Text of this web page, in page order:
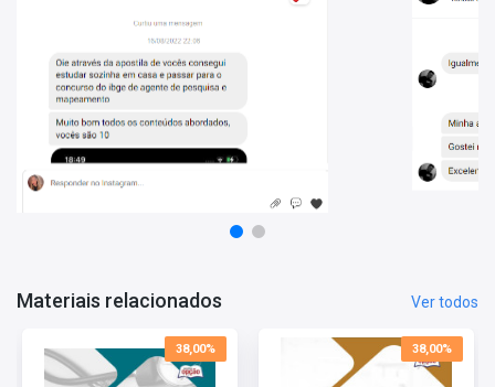
ingressar nas carreiras públicas.
Observação:O curso não contempla CONHECIMENTOS
GERAIS/ATUALIDADES.
Videoaulas:35
Duração:12 horas
Tempo de acesso:
*O prazo de acesso começa a contar a partir da data de confirmação de
Materiais relacionados Ver todos
38,00% 38,00%